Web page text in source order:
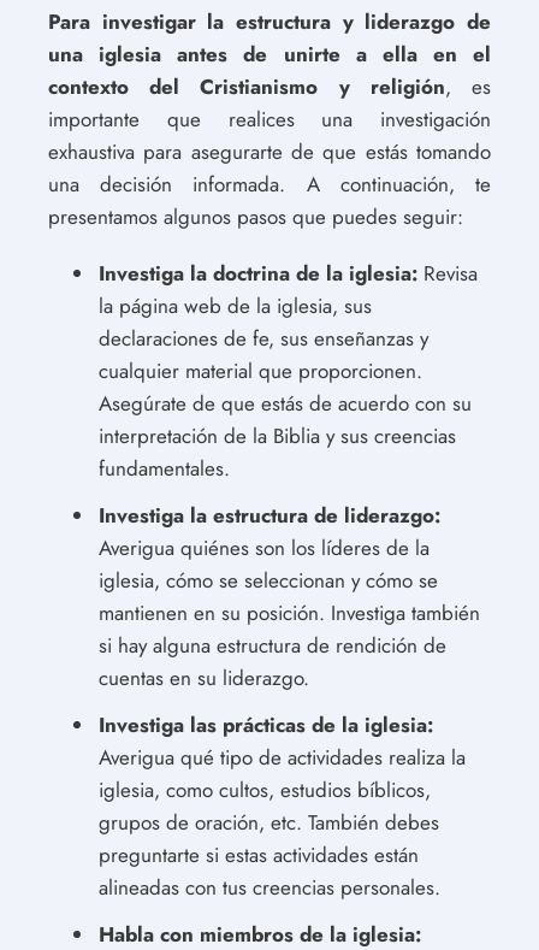
Para investigar la estructura y liderazgo de
una iglesia antes de unirte a ella en el
contexto del Cristianismo y religión, es
importante que realices una investigación
exhaustiva para asegurarte de que estás tomando
una decisión informada. A continuación, te
presentamos algunos pasos que puedes seguir:
Investiga la doctrina de la iglesia: Revisa
la página web de la iglesia, sus
declaraciones de fe, sus enseñanzas y
cualquier material que proporcionen.
Asegúrate de que estás de acuerdo con su
interpretación de la Biblia y sus creencias
fundamentales.
Investiga la estructura de liderazgo:
Averigua quiénes son los líderes de la
iglesia, cómo se seleccionan y cómo se
mantienen en su posición. Investiga también
si hay alguna estructura de rendición de
cuentas en su liderazgo.
Investiga las prácticas de la iglesia:
Averigua qué tipo de actividades realiza la
iglesia, como cultos, estudios bíblicos,
grupos de oración, etc. También debes
preguntarte si estas actividades están
alineadas con tus creencias personales.
Habla con miembros de la iglesia: